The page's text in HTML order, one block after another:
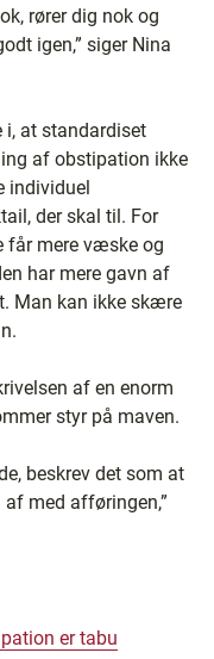
rører dig nok og
igen,” siger Nina
i, at standardiset
af obstipation ikke
individuel
der skal til. For
får mere væske og
har mere gavn af
Man kan ikke skære
af en enorm
styr på maven.
beskrev det som at
med afføringen,”
er tabu